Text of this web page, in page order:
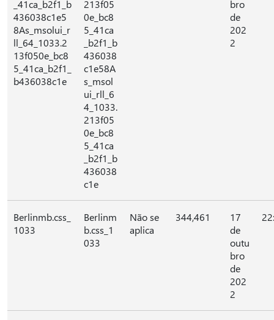
_41ca_b2f1_b
436038c1e5
8As_msolui_r
ll_64_1033.2
13f050e_bc8
5_41ca_b2f1_
b436038c1e
213f05
0e_bc8
5_41ca
_b2f1_b
436038
c1e58A
s_msol
ui_rll_6
4_1033.
213f05
0e_bc8
5_41ca
_b2f1_b
436038
c1e
bro
de
202
2
Berlinmb.css_
1033
Berlinm
b.css_1
033
Não se
aplica
344,461
17
de
outu
bro
de
202
2